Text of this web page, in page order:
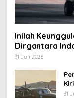
Inilah
Dirgantara
Operasi TNI
31 Juli 2026
AU
31